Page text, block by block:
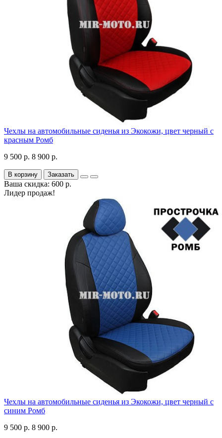
Чехлы на автомобильные сиденья из Экокожи, цвет черный с
красным Ромб
9 500 р. 8 900 р.
В корзину Заказать
Ваша скидка: 600 р.
Лидер продаж!
Чехлы на автомобильные сиденья из Экокожи, цвет черный с
синим Ромб
9 500 р. 8 900 р.